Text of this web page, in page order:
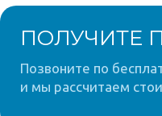
ПОЛУЧИТЕ
Позвоните по
и мы рассчитаем